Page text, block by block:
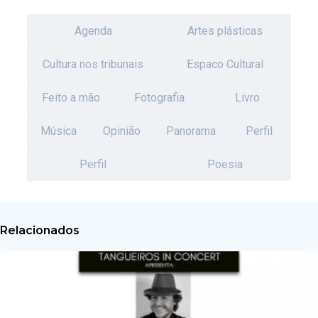
Agenda Artes plásticas
Cultura nos tribunais Espaco Cultural
Feito a mão Fotografia Livro
Música Opinião Panorama Perfil
Perfil Poesia
Relacionados